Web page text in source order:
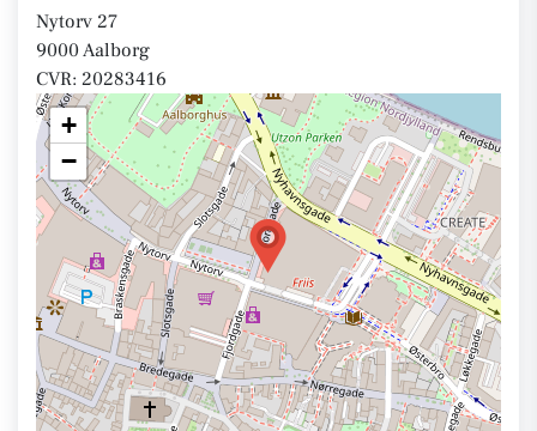
Nytorv 27
9000 Aalborg
CVR: 20283416
+
−